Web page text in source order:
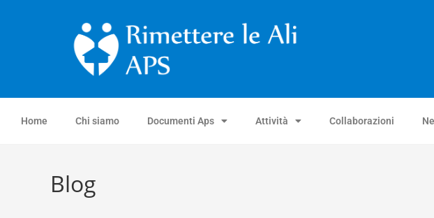
Home Chi siamo Documenti Aps Attività Collaborazioni
Blog